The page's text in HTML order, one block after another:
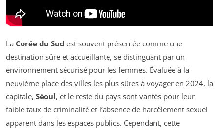
La Corée du Sud est souvent présentée comme une
destination sûre et accueillante, se distinguant par un
environnement sécurisé pour les femmes. Évaluée à la
neuvième place des villes les plus sûres à voyager en 2024, la
capitale, Séoul, et le reste du pays sont vantés pour leur
faible taux de criminalité et l’absence de harcèlement sexuel
apparent dans les espaces publics. Cependant, cette